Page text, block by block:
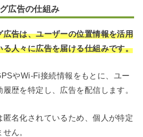
広告の仕組み
広告は、ユーザーの位置情報を活用
る人々に広告を届ける仕組みです。
やWi-Fi接続情報をもとに、ユー
歴を特定し、広告を配信します。
匿名化されているため、個人が特定
ん。